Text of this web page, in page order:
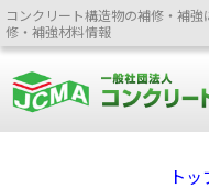
コンクリート構造物の補修・補
修・補強材料情報
ト